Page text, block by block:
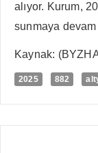
alıyor. Kurum,
sunmaya
Kaynak:
2025 882